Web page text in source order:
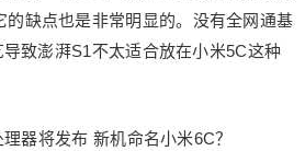
的缺点也是非常明显的。没有全网通基
致澎湃S1不太适合放在小米5C这种